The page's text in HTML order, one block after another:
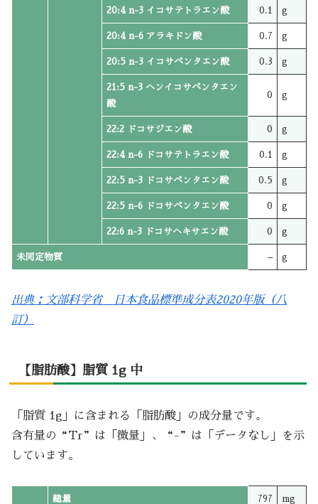
20:4 n-3 イコサテトラエン酸 0.1 g
20:4 n-6 アラキドン酸 0.7 g
20:5 n-3 イコサペンタエン酸 0.3 g
21:5 n-3 ヘンイコサペンタエン
酸
0 g
22:2 ドコサジエン酸 0 g
22:4 n-6 ドコサテトラエン酸 0.1 g
22:5 n-3 ドコサペンタエン酸 0.5 g
22:5 n-6 ドコサペンタエン酸 0 g
22:6 n-3 ドコサヘキサエン酸 0 g
未同定物質 – g
出典：文部科学省 日本食品標準成分表2020年版（八
訂）
【脂肪酸】脂質 1g 中
「脂質 1g」に含まれる「脂肪酸」の成分量です。
含有量の“Tr”は「微量」、“-”は「データなし」を示
しています。
総量 797 mg